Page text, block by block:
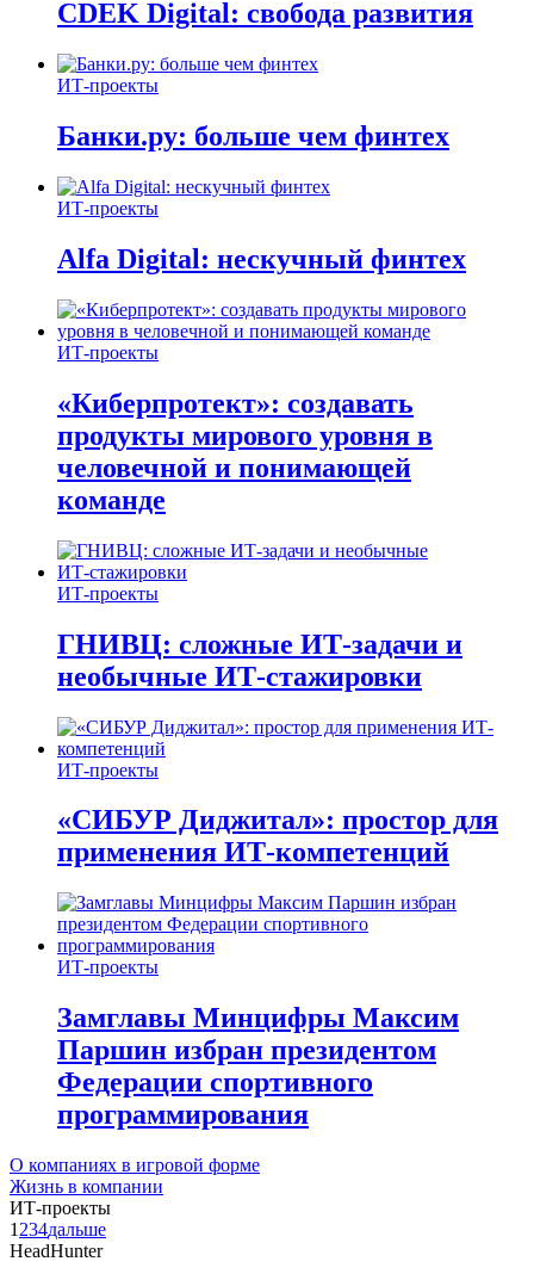
CDEK Digital: свобода развития
ИТ-проекты
Банки.ру: больше чем финтех
ИТ-проекты
Alfa Digital: нескучный финтех
ИТ-проекты
«Киберпротект»: создавать
продукты мирового уровня в
человечной и понимающей
команде
ИТ-проекты
ГНИВЦ: сложные ИТ‑задачи и
необычные ИТ‑стажировки
ИТ-проекты
«СИБУР Диджитал»: простор для
применения ИТ-компетенций
ИТ-проекты
Замглавы Минцифры Максим
Паршин избран президентом
Федерации спортивного
программирования
О компаниях в игровой форме
Жизнь в компании
ИТ-проекты
1 234дальше
HeadHunter